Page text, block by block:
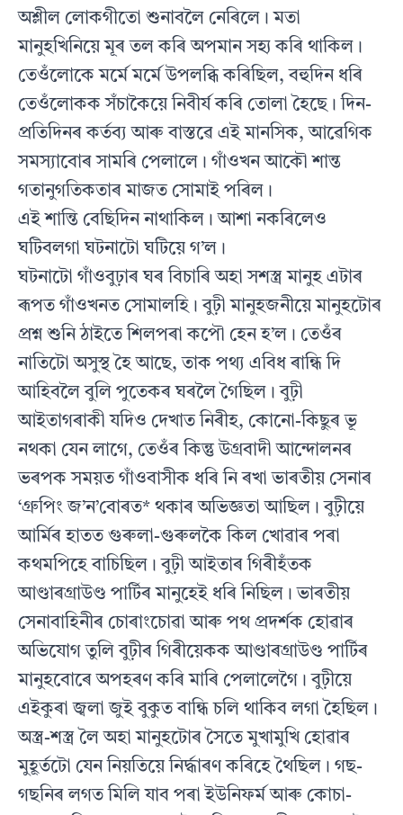
অশ্লীল লোকগীতো শুনাবলৈ নেৰিলে। মতা
মানুহখিনিয়ে মূৰ তল কৰি অপমান সহ্য কৰি থাকিল।
তেওঁলোকে মৰ্মে মৰ্মে উপলব্ধি কৰিছিল, বহুদিন ধৰি
তেওঁলোকক সঁচাকৈয়ে নিবীৰ্য কৰি তোলা হৈছে। দিন-
প্ৰতিদিনৰ কৰ্তব্য আৰু বাস্তৱে এই মানসিক, আৱেগিক
সমস্যাবোৰ সামৰি পেলালে। গাঁওখন আকৌ শান্ত
গতানুগতিকতাৰ মাজত সোমাই পৰিল।
এই শান্তি বেছিদিন নাথাকিল। আশা নকৰিলেও
ঘটিবলগা ঘটনাটো ঘটিয়ে গ’ল।
ঘটনাটো গাঁওবুঢ়াৰ ঘৰ বিচাৰি অহা সশস্ত্ৰ মানুহ এটাৰ
ৰূপত গাঁওখনত সোমালহি। বুঢ়ী মানুহজনীয়ে মানুহটোৰ
প্ৰশ্ন শুনি ঠাইতে শিলপৰা কপৌ হেন হ’ল। তেওঁৰ
নাতিটো অসুস্থ হৈ আছে, তাক পথ্য এবিধ ৰান্ধি দি
আহিবলৈ বুলি পুতেকৰ ঘৰলৈ গৈছিল। বুঢ়ী
আইতাগৰাকী যদিও দেখাত নিৰীহ, কোনো-কিছুৰ ভূ
নথকা যেন লাগে, তেওঁৰ কিন্তু উগ্ৰবাদী আন্দোলনৰ
ভৰপক সময়ত গাঁওবাসীক ধৰি নি ৰখা ভাৰতীয় সেনাৰ
‘গ্ৰুপিং জ’ন’বোৰত* থকাৰ অভিজ্ঞতা আছিল। বুঢ়ীয়ে
আৰ্মিৰ হাতত গুৰুলা-গুৰুলকৈ কিল খোৱাৰ পৰা
কথমপিহে বাচিছিল। বুঢ়ী আইতাৰ গিৰীহঁতক
আণ্ডাৰগ্ৰাউণ্ড পাৰ্টিৰ মানুহেই ধৰি নিছিল। ভাৰতীয়
সেনাবাহিনীৰ চোৰাংচোৱা আৰু পথ প্ৰদৰ্শক হোৱাৰ
অভিযোগ তুলি বুঢ়ীৰ গিৰীয়েকক আণ্ডাৰগ্ৰাউণ্ড পাৰ্টিৰ
মানুহবোৰে অপহৰণ কৰি মাৰি পেলালেগৈ। বুঢ়ীয়ে
এইকুৰা জ্বলা জুই বুকুত বান্ধি চলি থাকিব লগা হৈছিল।
অস্ত্ৰ-শস্ত্ৰ লৈ অহা মানুহটোৰ সৈতে মুখামুখি হোৱাৰ
মুহূৰ্তটো যেন নিয়তিয়ে নিৰ্দ্ধাৰণ কৰিহে থৈছিল। গছ-
গছনিৰ লগত মিলি যাব পৰা ইউনিফৰ্ম আৰু কোচা-